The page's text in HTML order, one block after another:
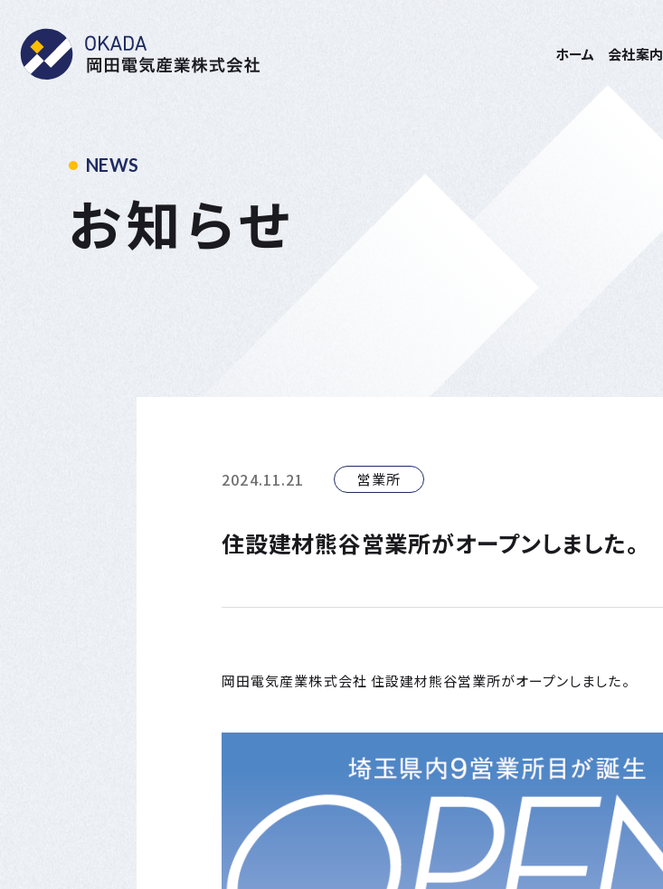
ホーム
会社案内
NEWS
お知らせ
2024.11.21 営業所
住設建材熊谷営業所がオープンしました。
岡田電気産業株式会社 住設建材熊谷営業所がオープンしました。